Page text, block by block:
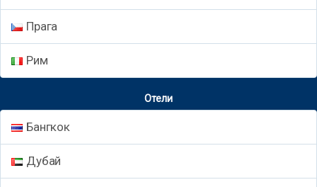
Прага
Рим
Отели
Бангкок
Дубай